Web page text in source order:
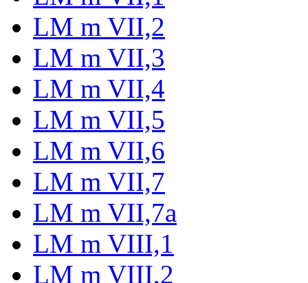
LM m VII,2
LM m VII,3
LM m VII,4
LM m VII,5
LM m VII,6
LM m VII,7
LM m VII,7a
LM m VIII,1
LM m VIII,2